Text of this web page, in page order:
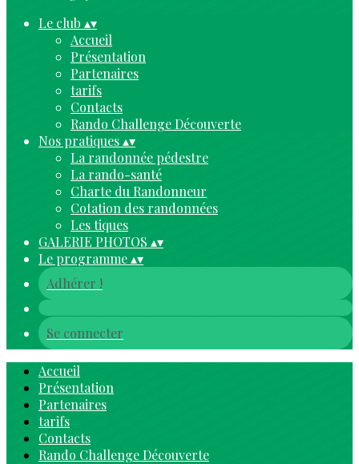
Le club ▴▾
Accueil
Présentation
Partenaires
tarifs
Contacts
Rando Challenge Découverte
Nos pratiques▴▾
La randonnée pédestre
La rando-santé
Charte du Randonneur
Cotation des randonnées
Les tiques
GALERIE PHOTOS ▴▾
Le programme▴▾
Adhérer !
Se connecter
Accueil
Présentation
Partenaires
tarifs
Contacts
Rando Challenge Découverte